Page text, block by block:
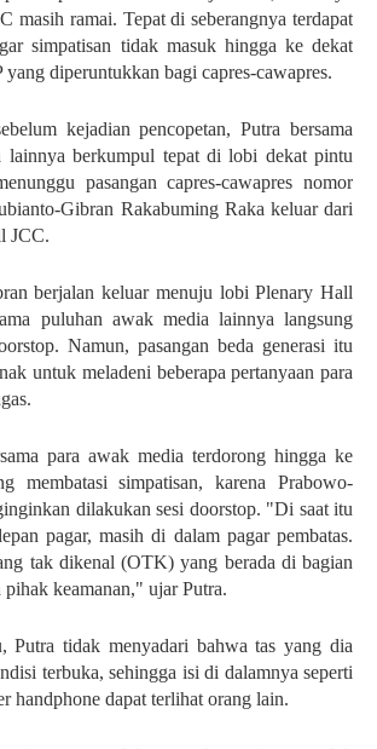
masih ramai. Tepat di seberangnya terdapat
simpatisan tidak masuk hingga ke dekat
diperuntukkan bagi capres-cawapres.
kejadian pencopetan, Putra bersama
lainnya berkumpul tepat di lobi dekat pintu
pasangan capres-cawapres nomor
Gibran Rakabuming Raka keluar dari
JCC.
berjalan keluar menuju lobi Plenary Hall
puluhan awak media lainnya langsung
Namun, pasangan beda generasi itu
untuk meladeni beberapa pertanyaan para
para awak media terdorong hingga ke
membatasi simpatisan, karena Prabowo-
dilakukan sesi doorstop. "Di saat itu
pagar, masih di dalam pagar pembatas.
tak dikenal (OTK) yang berada di bagian
pihak keamanan," ujar Putra.
Putra tidak menyadari bahwa tas yang dia
terbuka, sehingga isi di dalamnya seperti
handphone dapat terlihat orang lain.